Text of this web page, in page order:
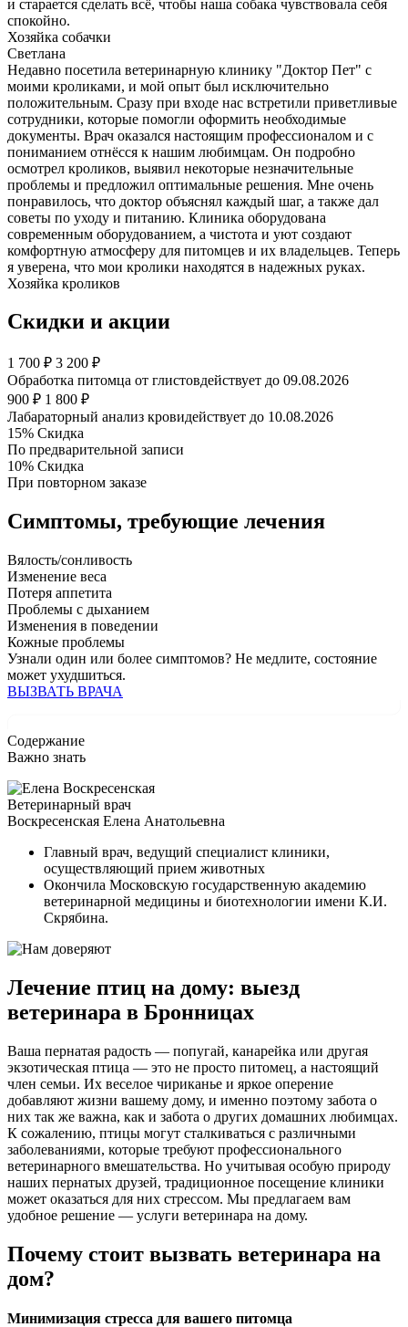
и старается сделать всё, чтобы наша собака чувствовала себя
спокойно.
Хозяйка собачки
Светлана
Недавно посетила ветеринарную клинику "Доктор Пет" с
моими кроликами, и мой опыт был исключительно
положительным. Сразу при входе нас встретили приветливые
сотрудники, которые помогли оформить необходимые
документы. Врач оказался настоящим профессионалом и с
пониманием отнёсся к нашим любимцам. Он подробно
осмотрел кроликов, выявил некоторые незначительные
проблемы и предложил оптимальные решения. Мне очень
понравилось, что доктор объяснял каждый шаг, а также дал
советы по уходу и питанию. Клиника оборудована
современным оборудованием, а чистота и уют создают
комфортную атмосферу для питомцев и их владельцев. Теперь
я уверена, что мои кролики находятся в надежных руках.
Хозяйка кроликов
Скидки и акции
1 700 ₽ 3 200 ₽
Обработка питомца от глистовдействует до 09.08.2026
900 ₽ 1 800 ₽
Лабараторный анализ кровидействует до 10.08.2026
15% Скидка
По предварительной записи
10% Скидка
При повторном заказе
Симптомы, требующие лечения
Вялость/сонливость
Изменение веса
Потеря аппетита
Проблемы с дыханием
Изменения в поведении
Кожные проблемы
Узнали один или более симптомов? Не медлите, состояние
может ухудшиться.
ВЫЗВАТЬ ВРАЧА
Содержание
Важно знать
Ветеринарный врач
Воскресенская Елена Анатольевна
Главный врач, ведущий специалист клиники,
осуществляющий прием животных
Окончила Московскую государственную академию
ветеринарной медицины и биотехнологии имени К.И.
Скрябина.
Лечение птиц на дому: выезд
ветеринара в Бронницах
Ваша пернатая радость — попугай, канарейка или другая
экзотическая птица — это не просто питомец, а настоящий
член семьи. Их веселое чириканье и яркое оперение
добавляют жизни вашему дому, и именно поэтому забота о
них так же важна, как и забота о других домашних любимцах.
К сожалению, птицы могут сталкиваться с различными
заболеваниями, которые требуют профессионального
ветеринарного вмешательства. Но учитывая особую природу
наших пернатых друзей, традиционное посещение клиники
может оказаться для них стрессом. Мы предлагаем вам
удобное решение — услуги ветеринара на дому.
Почему стоит вызвать ветеринара на
дом?
Минимизация стресса для вашего питомца